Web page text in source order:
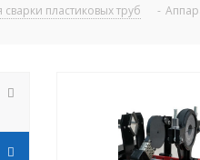
пластиковых труб -